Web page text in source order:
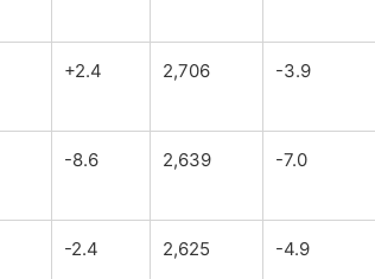
+2.4 2,706 -3.9
-8.6 2,639 -7.0
-2.4 2,625 -4.9